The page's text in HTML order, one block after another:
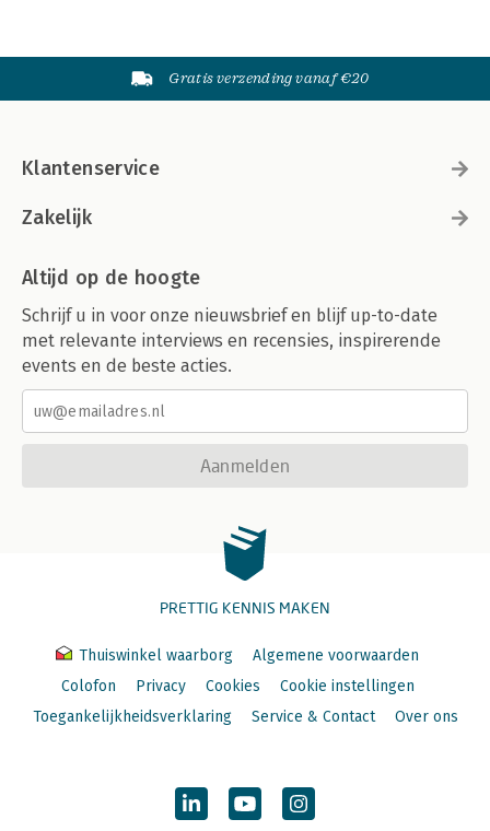
Gratis verzending vanaf €20
Klantenservice
Zakelijk
Altijd op de hoogte
Schrijf u in voor onze nieuwsbrief en blijf up-to-date
met relevante interviews en recensies, inspirerende
events en de beste acties.
Aanmelden
PRETTIG KENNIS MAKEN
Thuiswinkel waarborg
Algemene voorwaarden
Colofon
Privacy Cookies
Cookie instellingen
Toegankelijkheidsverklaring
Service & Contact Over ons